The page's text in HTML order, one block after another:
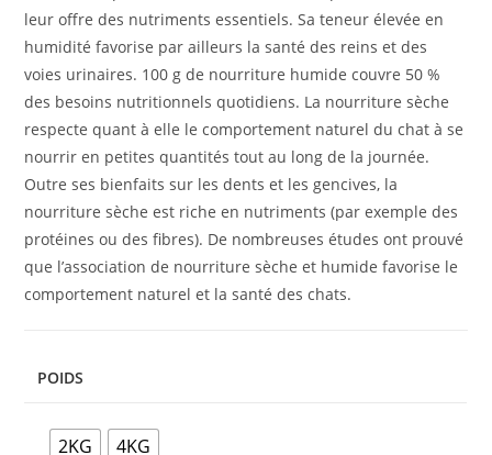
leur offre des nutriments essentiels. Sa teneur élevée en
humidité favorise par ailleurs la santé des reins et des
voies urinaires. 100 g de nourriture humide couvre 50 %
des besoins nutritionnels quotidiens. La nourriture sèche
respecte quant à elle le comportement naturel du chat à se
nourrir en petites quantités tout au long de la journée.
Outre ses bienfaits sur les dents et les gencives, la
nourriture sèche est riche en nutriments (par exemple des
protéines ou des fibres). De nombreuses études ont prouvé
que l’association de nourriture sèche et humide favorise le
comportement naturel et la santé des chats.
POIDS
2KG 4KG